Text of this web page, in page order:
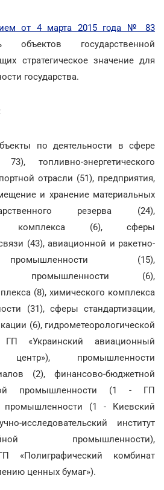
от 4 марта 2015 года № 83
объектов государственной
стратегическое значение для
государства.
по деятельности в сфере
топливно-энергетического
отрасли (51), предприятия,
и хранение материальных
резерва (24),
комплекса (6), сферы
(43), авиационной и ракетно-
(15),
промышленности (6),
(8), химического комплекса
(31), сферы стандартизации,
(6), гидрометеорологической
«Украинский авиационный
центр»), промышленности
(2), финансово-бюджетной
промышленности (1 - ГП
промышленности (1 - Киевский
исследовательский институт
промышленности),
комбинат
ценных бумаг»).